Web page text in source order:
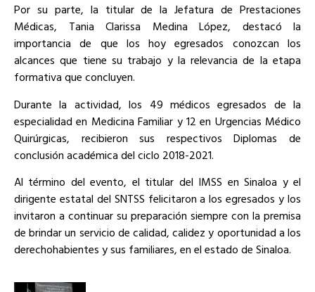
Por su parte, la titular de la Jefatura de Prestaciones
Médicas, Tania Clarissa Medina López, destacó la
importancia de que los hoy egresados conozcan los
alcances que tiene su trabajo y la relevancia de la etapa
formativa que concluyen.
Durante la actividad, los 49 médicos egresados de la
especialidad en Medicina Familiar y 12 en Urgencias Médico
Quirúrgicas, recibieron sus respectivos Diplomas de
conclusión académica del ciclo 2018-2021.
Al término del evento, el titular del IMSS en Sinaloa y el
dirigente estatal del SNTSS felicitaron a los egresados y los
invitaron a continuar su preparación siempre con la premisa
de brindar un servicio de calidad, calidez y oportunidad a los
derechohabientes y sus familiares, en el estado de Sinaloa.